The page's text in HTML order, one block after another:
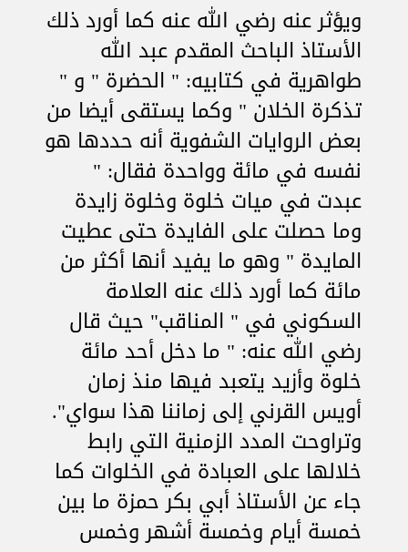
ويؤثر عنه رضي الله عنه كما أورد ذلك
الأستاذ الباحث المقدم عبد الله
طواهرية في كتابيه: " الحضرة " و "
تذكرة الخلان " وكما يستقى أيضا من
بعض الروايات الشفوية أنه حددها هو
نفسه في مائة وواحدة فقال: "
عبدت في ميات خلوة وخلوة زايدة
وما حصلت على الفايدة حتى عطيت
المايدة " وهو ما يفيد أنها أكثر من
مائة كما أورد ذلك عنه العلامة
السكوني في " المناقب" حيث قال
رضي الله عنه: " ما دخل أحد مائة
خلوة وأزيد يتعبد فيها منذ زمان
أويس القرني إلى زماننا هذا سواي".
وتراوحت المدد الزمنية التي رابط
خلالها على العبادة في الخلوات كما
جاء عن الأستاذ أبي بكر حمزة ما بين
خمسة أيام وخمسة أشهر وخمس